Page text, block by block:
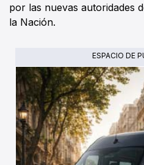
por las nuevas autoridades
la Nación.
ESPACIO DE